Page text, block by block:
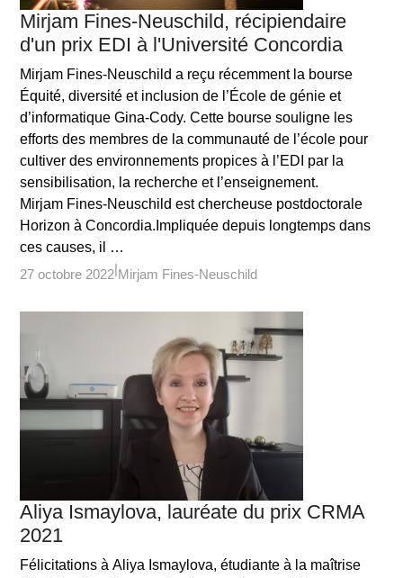
Mirjam Fines-Neuschild, récipiendaire
d'un prix EDI à l'Université Concordia
Mirjam Fines-Neuschild a reçu récemment la bourse
Équité, diversité et inclusion de l’École de génie et
d’informatique Gina-Cody. Cette bourse souligne les
efforts des membres de la communauté de l’école pour
cultiver des environnements propices à l’EDI par la
sensibilisation, la recherche et l’enseignement.
Mirjam Fines-Neuschild est chercheuse postdoctorale
Horizon à Concordia.Impliquée depuis longtemps dans
ces causes, il …
27 octobre 2022 Mirjam Fines-Neuschild
Aliya Ismaylova, lauréate du prix CRMA
2021
Félicitations à Aliya Ismaylova, étudiante à la maîtrise